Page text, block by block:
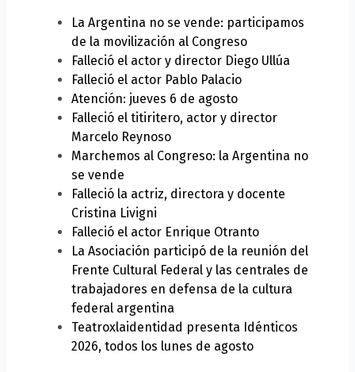
La Argentina no se vende: participamos
de la movilización al Congreso
Falleció el actor y director Diego Ullúa
Falleció el actor Pablo Palacio
Atención: jueves 6 de agosto
Falleció el titiritero, actor y director
Marcelo Reynoso
Marchemos al Congreso: la Argentina no
se vende
Falleció la actriz, directora y docente
Cristina Livigni
Falleció el actor Enrique Otranto
La Asociación participó de la reunión del
Frente Cultural Federal y las centrales de
trabajadores en defensa de la cultura
federal argentina
Teatroxlaidentidad presenta Idénticos
2026, todos los lunes de agosto